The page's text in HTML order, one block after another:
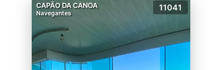
CAPÃO DA CANOA
Navegantes
11041